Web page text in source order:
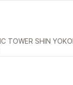
TOWER SHIN